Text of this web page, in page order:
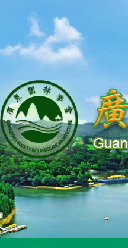
关于同意96位个人为广东